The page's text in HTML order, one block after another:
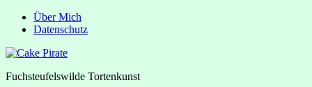
Über Mich
Datenschutz
Fuchsteufelswilde Tortenkunst